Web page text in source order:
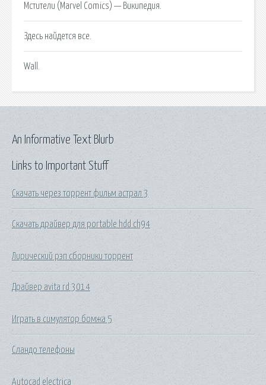
Мстители (Marvel Comics) — Википедия.
Здесь найдется все.
Wall.
Links to Important Stuff
Скачать через торрент фильм астрал 3
Скачать драйвер для portable hdd ch94
Лирический рэп сборники торрент
Драйвер avita rd 3014
Играть в симулятор бомжа 5
Сландо телефоны
Autocad electrica
An Informative Text Blurb